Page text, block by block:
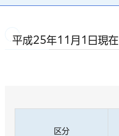
平成25年11月1日現在
区分